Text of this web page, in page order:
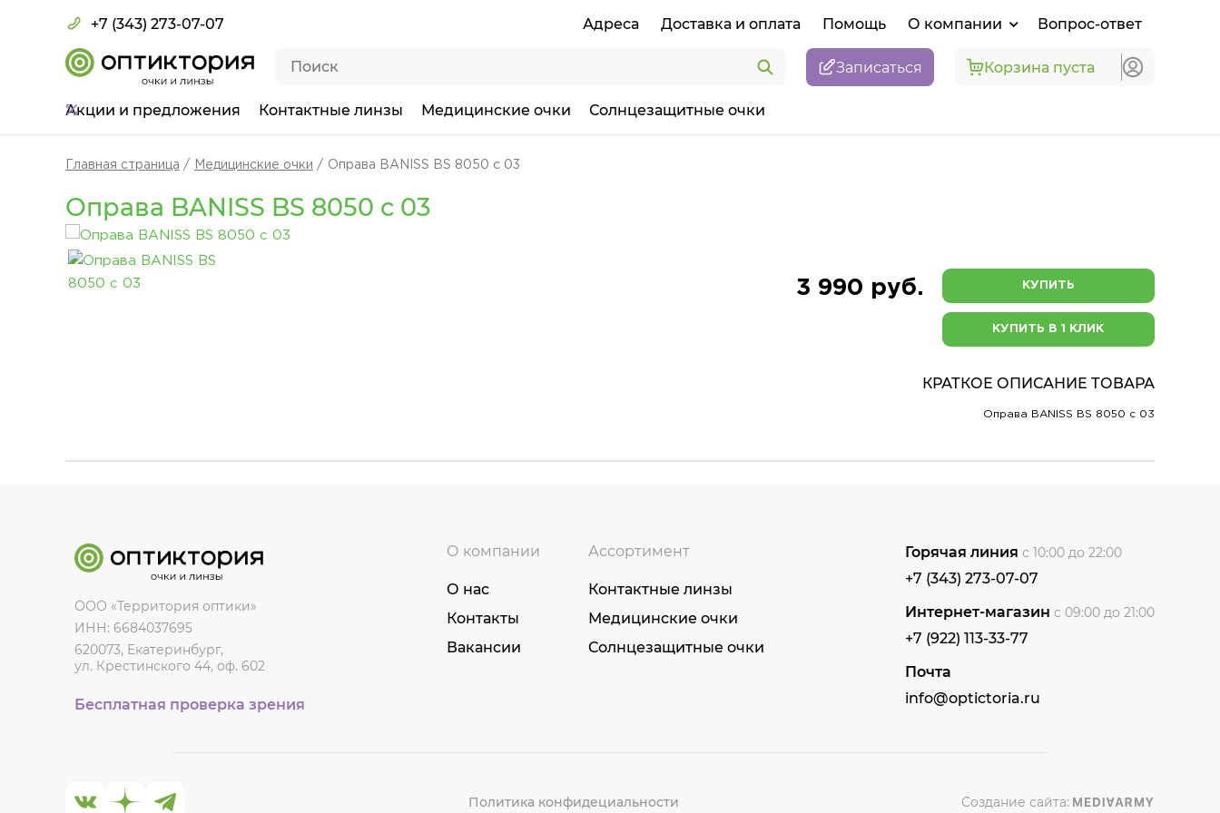
+7 (343) 273-07-07 Адреса Доставка и оплата Помощь О компании Вопрос-ответ
Записаться Корзина пуста
Акции и предложения Контактные линзы Медицинские очки Солнцезащитные очки
Главная страница Медицинские очки Оправа BANISS BS 8050 c 03
Оправа BANISS BS 8050 c 03
3 990 руб. КУПИТЬ
КУПИТЬ В 1 КЛИК
КРАТКОЕ ОПИСАНИЕ ТОВАРА
Оправа BANISS BS 8050 c 03
ООО «Территория оптики»
ИНН: 6684037695
620073, Екатеринбург,
ул. Крестинского 44, оф. 602
Бесплатная проверка зрения
О компании
О нас
Контакты
Вакансии
Ассортимент
Контактные линзы
Медицинские очки
Солнцезащитные очки
Горячая линия с 10:00 до 22:00
+7 (343) 273-07-07
Интернет-магазин с 09:00 до 21:00
+7 (922) 113-33-77
Почта
info@optictoria.ru
Политика конфидециальности Создание сайта: